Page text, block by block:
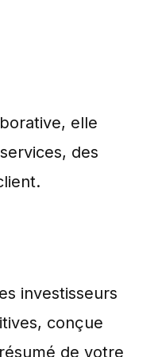
elle
des
investisseurs
conçue
de votre